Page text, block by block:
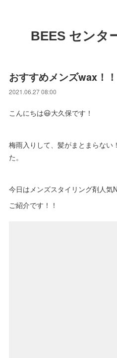
BEES センタ
おすすめメンズwax！！
2021.06.27 08:00
こんにちは😃大久保です！
梅雨入りして、髪がまとまらない
た。
今日はメンズスタイリング剤人気
ご紹介です！！